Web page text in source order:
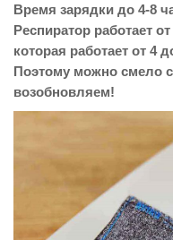
Время зарядки до 4-8
Респиратор работает
которая работает от 4
Поэтому можно смело
возобновляем!